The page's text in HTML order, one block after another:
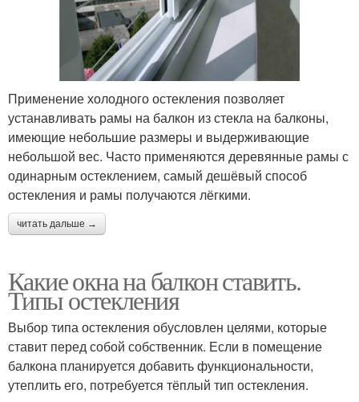
Применение холодного остекления позволяет
устанавливать рамы на балкон из стекла на балконы,
имеющие небольшие размеры и выдерживающие
небольшой вес. Часто применяются деревянные рамы с
одинарным остеклением, самый дешёвый способ
остекления и рамы получаются лёгкими.
читать дальше →
Какие окна на балкон ставить.
Типы остекления
Выбор типа остекления обусловлен целями, которые
ставит перед собой собственник. Если в помещение
балкона планируется добавить функциональности,
утеплить его, потребуется тёплый тип остекления.